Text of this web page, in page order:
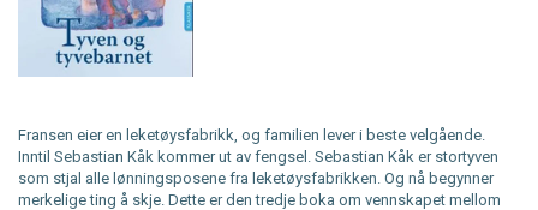
Fransen eier en leketøysfabrikk, og familien lever i beste velgående.
Inntil Sebastian Kåk kommer ut av fengsel. Sebastian Kåk er stortyven
som stjal alle lønningsposene fra leketøysfabrikken. Og nå begynner
merkelige ting å skje. Dette er den tredje boka om vennskapet mellom